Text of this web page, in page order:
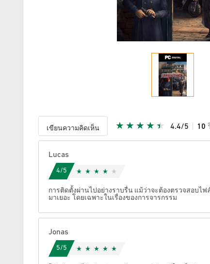
เขียนความคิดเห็น 4.4/5 10
ยกเลิก
Lucas
4/5
การติดตั้งผ่านไปอย่างราบรื่น แม้ว่าจะต้องตรวจสอบไฟ
มาเยอะ โดยเฉพาะในเรื่องของการจารกรรม
Jonas
5/5